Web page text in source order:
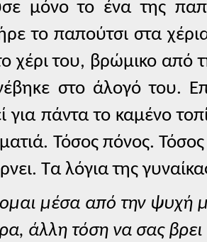
μόνο το ένα της
το παπούτσι στα
χέρι του, βρώμικο από
στο άλογό του.
για πάντα το καμένο
Τόσος πόνος.
Τα λόγια της
μέσα από την ψυχή
άλλη τόση να σας